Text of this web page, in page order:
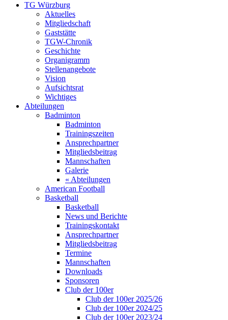
TG Würzburg
Aktuelles
Mitgliedschaft
Gaststätte
TGW-Chronik
Geschichte
Organigramm
Stellenangebote
Vision
Aufsichtsrat
Wichtiges
Abteilungen
Badminton
Badminton
Trainingszeiten
Ansprechpartner
Mitgliedsbeitrag
Mannschaften
Galerie
« Abteilungen
American Football
Basketball
Basketball
News und Berichte
Trainingskontakt
Ansprechpartner
Mitgliedsbeitrag
Termine
Mannschaften
Downloads
Sponsoren
Club der 100er
Club der 100er 2025/26
Club der 100er 2024/25
Club der 100er 2023/24